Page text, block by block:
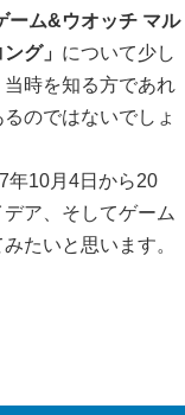
ーム&ウオッチ マル
グ」 について少し
時を知る方であれ
のではないでしょ
年10月4日から20
ア、そしてゲーム
たいと思います。